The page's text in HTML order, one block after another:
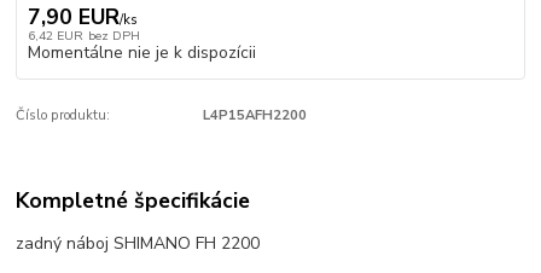
7,90 EUR/ks
6,42 EUR bez DPH
Momentálne nie je k dispozícii
Číslo produktu: L4P15AFH2200
Kompletné špecifikácie
zadný náboj SHIMANO FH 2200